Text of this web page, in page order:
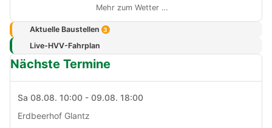
Mehr zum Wetter …
Aktuelle Baustellen 3
Live-HVV-Fahrplan
Nächste Termine
Sa 08.08. 10:00 - 09.08. 18:00
Erdbeerhof Glantz